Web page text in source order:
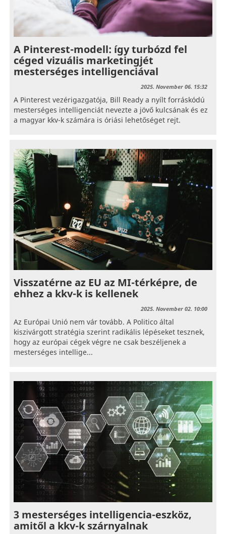
A Pinterest-modell: így turbózd fel
céged vizuális marketingjét
mesterséges intelligenciával
2025. November 06. 15:32
A Pinterest vezérigazgatója, Bill Ready a nyílt forráskódú
mesterséges intelligenciát nevezte a jövő kulcsának és ez
a magyar kkv-k számára is óriási lehetőséget rejt.
Visszatérne az EU az MI-térképre, de
ehhez a kkv-k is kellenek
2025. November 02. 10:00
Az Európai Unió nem vár tovább. A Politico által
kiszivárgott stratégia szerint radikális lépéseket tesznek,
hogy az európai cégek végre ne csak beszéljenek a
mesterséges intellige...
3 mesterséges intelligencia-eszköz,
amitől a kkv-k szárnyalnak